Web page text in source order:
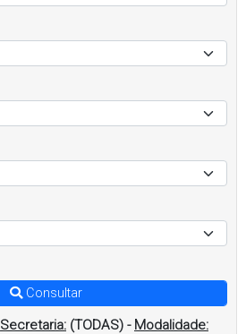
Consultar
Secretaria: (TODAS) - Modalidade: